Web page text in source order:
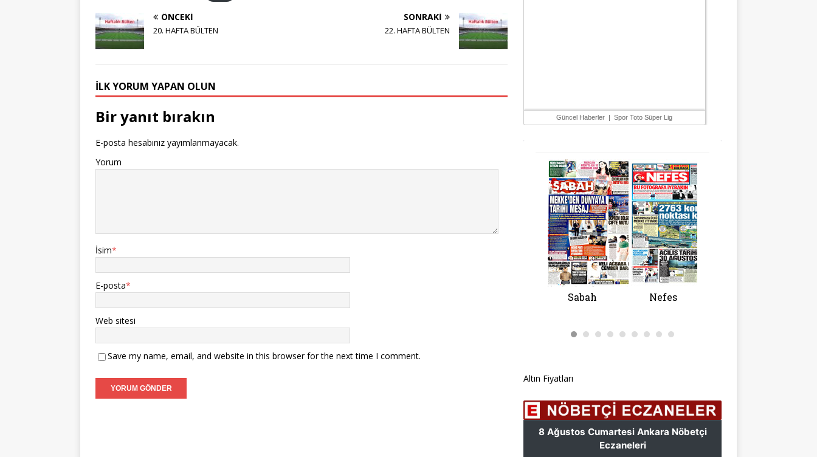
ÖNCEKI
20. HAFTA BÜLTEN
SONRAKI
22. HAFTA BÜLTEN
İLK YORUM YAPAN OLUN
Bir yanıt bırakın
E-posta hesabınız yayımlanmayacak.
Yorum
İsim*
E-posta*
Web sitesi
Save my name, email, and website in this browser for the next time I comment.
Güncel Haberler |Spor Toto Süper Lig
Altın Fiyatları